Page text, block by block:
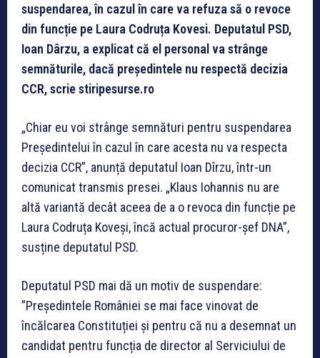
suspendarea, în cazul în care va refuza să o revoce
din funcție pe Laura Codruța Kovesi. Deputatul PSD,
Ioan Dârzu, a explicat că el personal va strânge
semnăturile, dacă președintele nu respectă decizia
CCR, scrie stiripesurse.ro
„Chiar eu voi strânge semnături pentru suspendarea
Președintelui în cazul în care acesta nu va respecta
decizia CCR”, anunță deputatul Ioan Dîrzu, într-un
comunicat transmis presei. „Klaus Iohannis nu are
altă variantă decât aceea de a o revoca din funcție pe
Laura Codruța Koveși, încă actual procuror-șef DNA”,
susține deputatul PSD.
Deputatul PSD mai dă un motiv de suspendare:
”Președintele României se mai face vinovat de
încălcarea Constituției și pentru că nu a desemnat un
candidat pentru funcția de director al Serviciului de